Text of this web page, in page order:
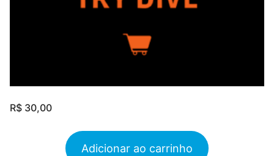
R$ 30,00
Adicionar ao carrinho